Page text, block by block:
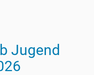
Jugend